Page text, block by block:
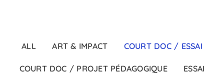
ALL ART & IMPACT COURT DOC / ESSAI
COURT DOC / PROJET PÉDAGOGIQUE ESSAI